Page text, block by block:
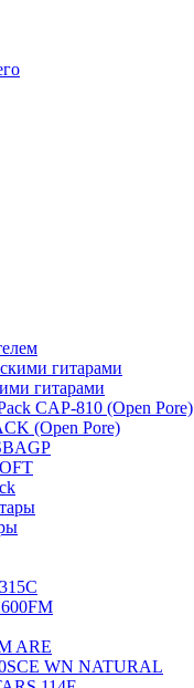
гитарами
CAP-810 (Open Pore)
(Open Pore)
ARE
WN NATURAL